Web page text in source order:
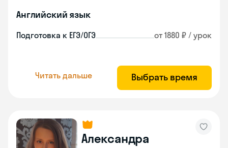
Английский язык
Подготовка к ЕГЭ/ОГЭ от 1880 ₽ / урок
Читать дальше Выбрать время
Александра